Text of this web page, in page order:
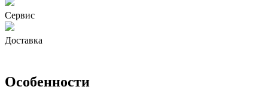
Сервис
Доставка
Особенности